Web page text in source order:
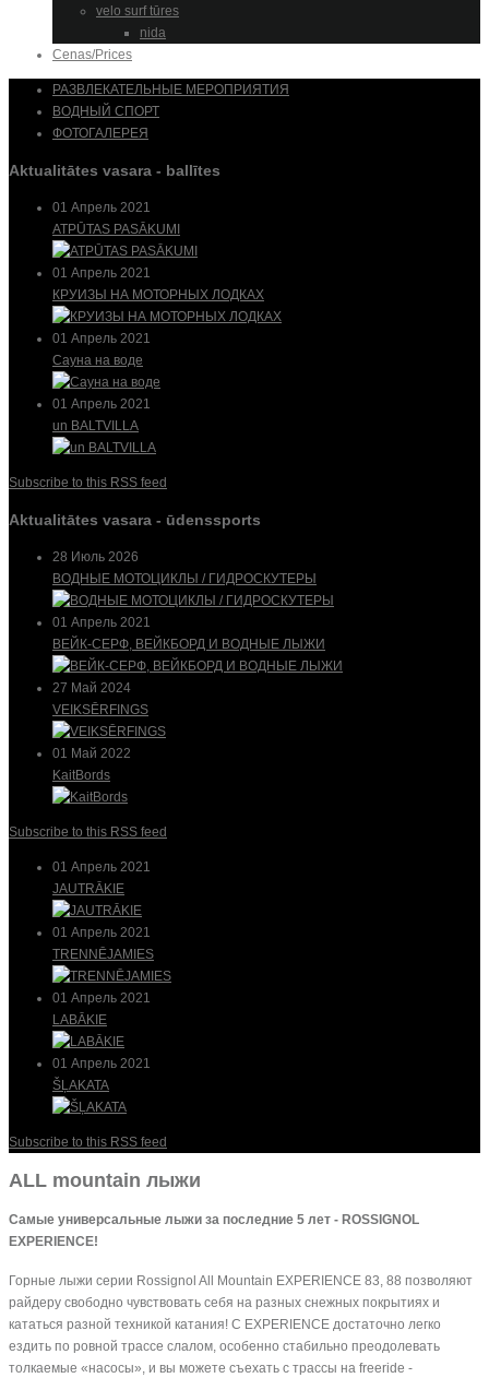
velo surf tūres
nida
Cenas/Prices
РАЗВЛЕКАТЕЛЬНЫЕ МЕРОПРИЯТИЯ
ВОДНЫЙ СПОРТ
ФОТОГАЛЕРЕЯ
Aktualitātes vasara - ballītes
01 Апрель 2021
ATPŪTAS PASĀKUMI
01 Апрель 2021
КРУИЗЫ НА МОТОРНЫХ ЛОДКАХ
01 Апрель 2021
Сауна на воде
01 Апрель 2021
un BALTVILLA
Subscribe to this RSS feed
Aktualitātes vasara - ūdenssports
28 Июль 2026
ВОДНЫЕ МОТОЦИКЛЫ / ГИДРОСКУТЕРЫ
01 Апрель 2021
ВЕЙК-СЕРФ, ВЕЙКБОРД И ВОДНЫЕ ЛЫЖИ
27 Май 2024
VEIKSĒRFINGS
01 Май 2022
KaitBords
Subscribe to this RSS feed
01 Апрель 2021
JAUTRĀKIE
01 Апрель 2021
TRENNĒJAMIES
01 Апрель 2021
LABĀKIE
01 Апрель 2021
ŠĻAKATA
Subscribe to this RSS feed
ALL mountain лыжи
Самые универсальные лыжи за последние 5 лет - ROSSIGNOL
EXPERIENCE!
Горные лыжи серии Rossignol All Mountain EXPERIENCE 83, 88 позволяют
райдеру свободно чувствовать себя на разных снежных покрытиях и
кататься разной техникой катания! С EXPERIENCE достаточно легко
ездить по ровной трассе слалом, особенно стабильно преодолевать
толкаемые «насосы», и вы можете съехать с трассы на freeride -